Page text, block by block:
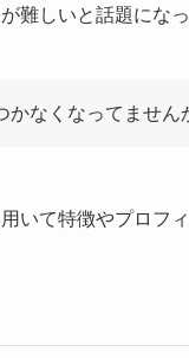
難しいと話題になっ
かなくなってません
いて特徴やプロフ